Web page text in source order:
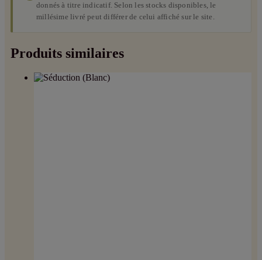
donnés à titre indicatif. Selon les stocks disponibles, le
millésime livré peut différer de celui affiché sur le site.
Produits similaires